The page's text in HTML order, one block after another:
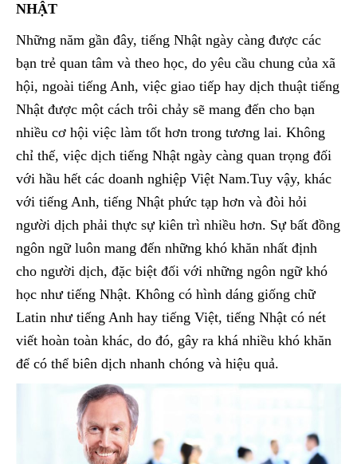
NHẬT
Những năm gần đây, tiếng Nhật ngày càng được các
bạn trẻ quan tâm và theo học, do yêu cầu chung của xã
hội, ngoài tiếng Anh, việc giao tiếp hay dịch thuật tiếng
Nhật được một cách trôi chảy sẽ mang đến cho bạn
nhiều cơ hội việc làm tốt hơn trong tương lai. Không
chỉ thế, việc dịch tiếng Nhật ngày càng quan trọng đối
với hầu hết các doanh nghiệp Việt Nam.Tuy vậy, khác
với tiếng Anh, tiếng Nhật phức tạp hơn và đòi hỏi
người dịch phải thực sự kiên trì nhiều hơn. Sự bất đồng
ngôn ngữ luôn mang đến những khó khăn nhất định
cho người dịch, đặc biệt đối với những ngôn ngữ khó
học như tiếng Nhật. Không có hình dáng giống chữ
Latin như tiếng Anh hay tiếng Việt, tiếng Nhật có nét
viết hoàn toàn khác, do đó, gây ra khá nhiều khó khăn
để có thể biên dịch nhanh chóng và hiệu quả.